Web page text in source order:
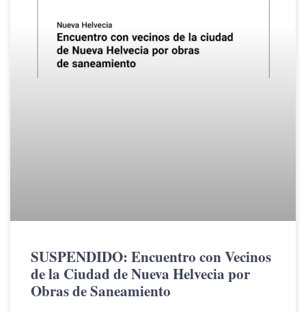
SUSPENDIDO: Encuentro con Vecinos
de la Ciudad de Nueva Helvecia por
Obras de Saneamiento